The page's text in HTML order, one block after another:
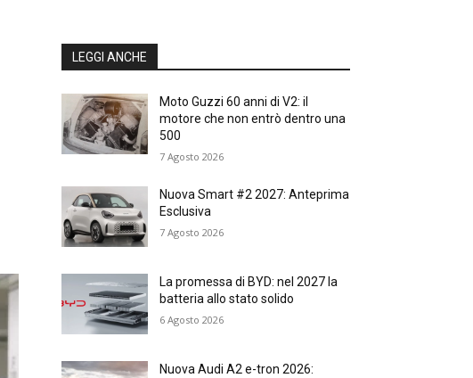
LEGGI ANCHE
Moto Guzzi 60 anni di V2: il
motore che non entrò dentro una
500
7 Agosto 2026
Nuova Smart #2 2027: Anteprima
Esclusiva
7 Agosto 2026
La promessa di BYD: nel 2027 la
batteria allo stato solido
6 Agosto 2026
Nuova Audi A2 e-tron 2026: